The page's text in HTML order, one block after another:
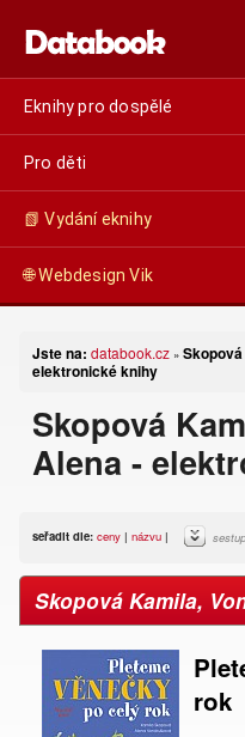
Eknihy pro dospělé
Pro děti
📗 Vydání eknihy
🌐 Webdesign Vik
Jste na: databook.cz »
elektronické knihy
Skopová
Alena -
seřadit dle: ceny | názvu |
Skopová Kamila,
rok